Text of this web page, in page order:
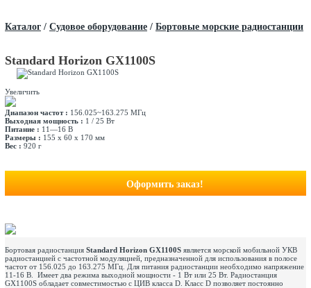
Каталог / Судовое оборудование / Бортовые морские радиостанции
Standard Horizon GX1100S
Увеличить
Диапазон частот : 156.025~163.275 МГц
Выходная мощность : 1 / 25 Вт
Питание : 11—16 В
Размеры : 155 х 60 х 170 мм
Вес : 920 г
Оформить заказ!
Бортовая радиостанция Standard Horizon GX1100S является морской мобильной УКВ
радиостанцией с частотной модуляцией, предназначенной для использования в полосе
частот от 156.025 до 163.275 МГц. Для питания радиостанции необходимо напряжение
11-16 В. Имеет два режима выходной мощности - 1 Вт или 25 Вт. Радиостанция
GX1100S обладает совместимостью с ЦИВ класса D. Класс D позволяет постоянно